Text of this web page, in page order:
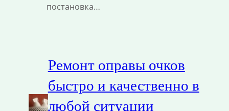
постановка…
Ремонт оправы очков
быстро и качественно в
любой ситуации